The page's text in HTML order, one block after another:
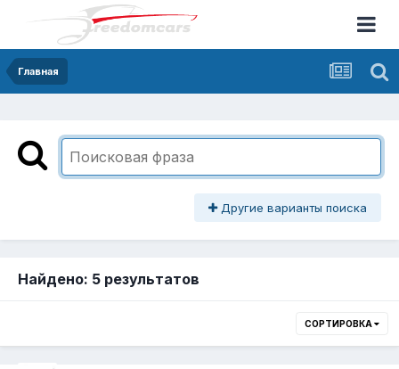
Главная
Другие варианты поиска
Найдено: 5 результатов
СОРТИРОВКА